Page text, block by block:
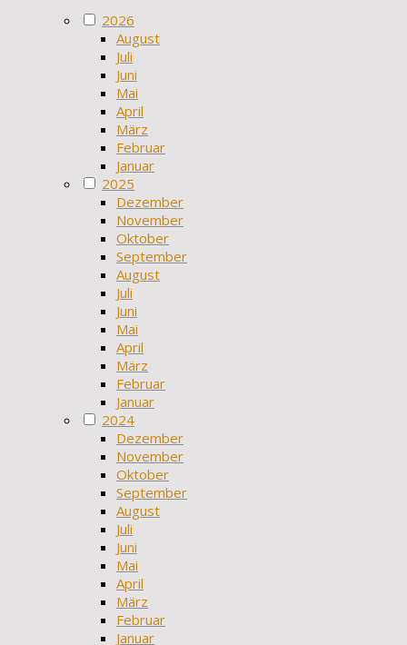
2026
August
Juli
Juni
Mai
April
März
Februar
Januar
2025
Dezember
November
Oktober
September
August
Juli
Juni
Mai
April
März
Februar
Januar
2024
Dezember
November
Oktober
September
August
Juli
Juni
Mai
April
März
Februar
Januar